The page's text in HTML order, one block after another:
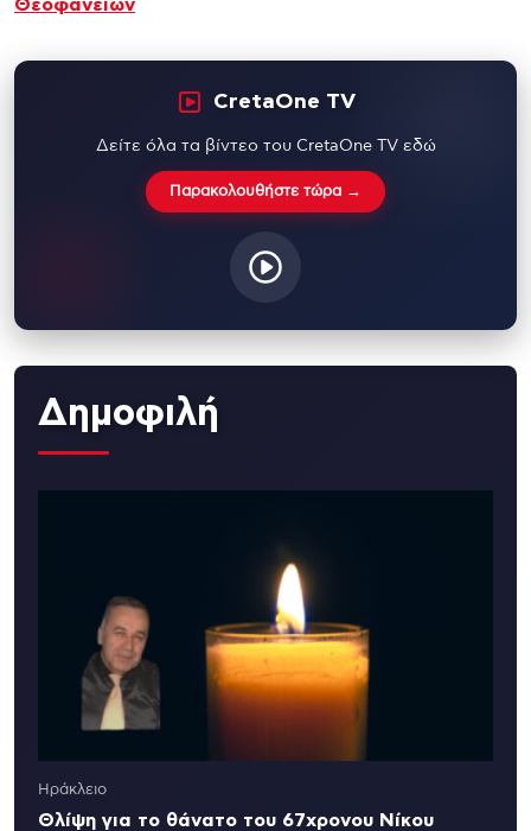
Θεοφανείων
CretaOne TV
Δείτε όλα τα βίντεο του CretaOne TV εδώ
Παρακολουθήστε τώρα →
Δημοφιλή
Ηράκλειο
Θλίψη για το θάνατο του 67χρονου Νίκου